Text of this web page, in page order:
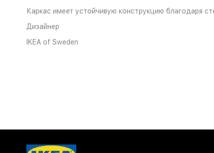
Каркас имеет устойчивую конструкцию благодаря
Дизайнер
IKEA of Sweden